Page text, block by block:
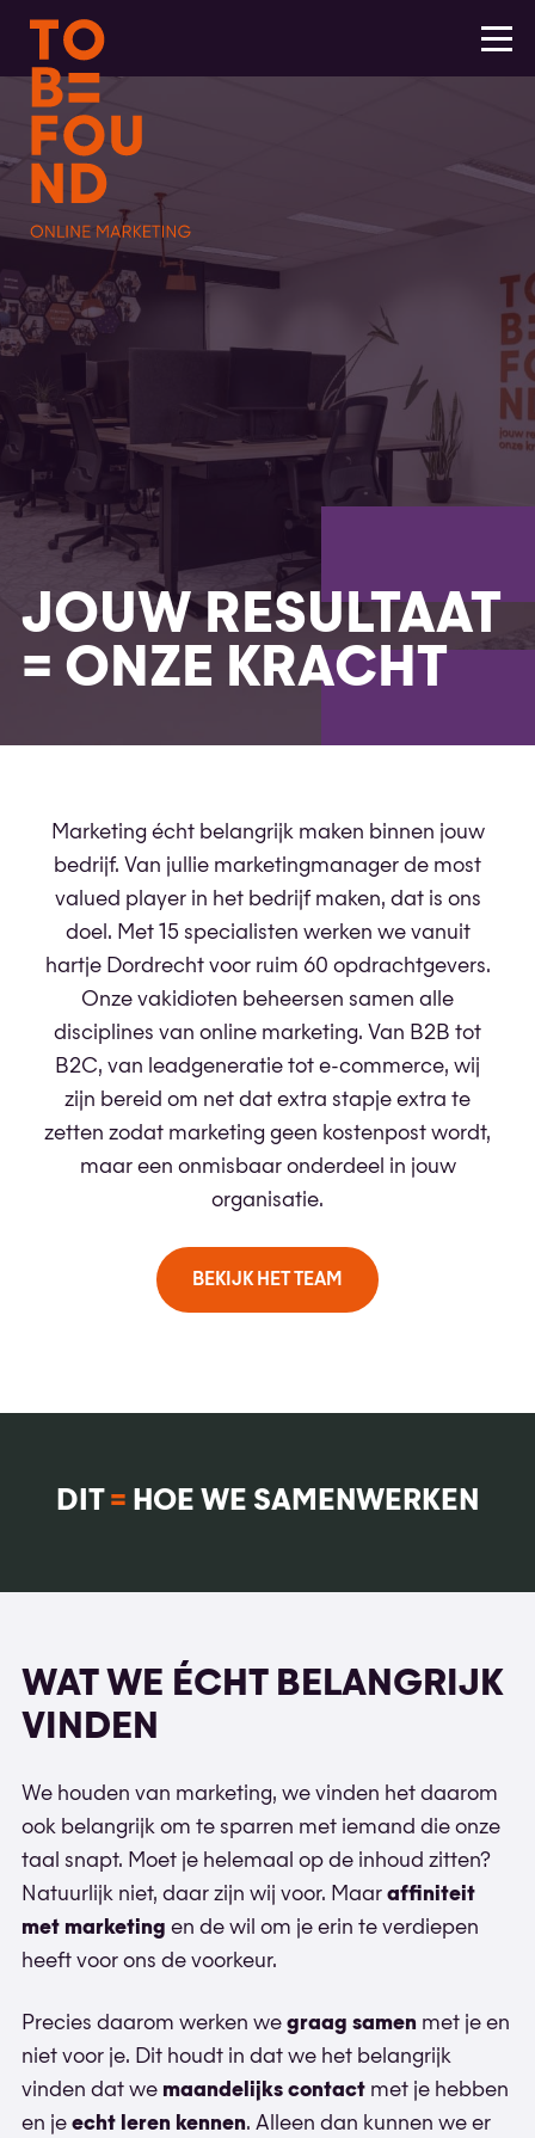
JOUW RESULTAAT
= ONZE KRACHT
Marketing écht belangrijk maken binnen jouw
bedrijf. Van jullie marketingmanager de most
valued player in het bedrijf maken, dat is ons
doel. Met 15 specialisten werken we vanuit
hartje Dordrecht voor ruim 60 opdrachtgevers.
Onze vakidioten beheersen samen alle
disciplines van online marketing. Van B2B tot
B2C, van leadgeneratie tot e-commerce, wij
zijn bereid om net dat extra stapje extra te
zetten zodat marketing geen kostenpost wordt,
maar een onmisbaar onderdeel in jouw
organisatie.
BEKIJK HET TEAM
DIT = HOE WE SAMENWERKEN
WAT WE ÉCHT BELANGRIJK
VINDEN
We houden van marketing, we vinden het daarom
ook belangrijk om te sparren met iemand die onze
taal snapt. Moet je helemaal op de inhoud zitten?
Natuurlijk niet, daar zijn wij voor. Maar affiniteit
met marketing en de wil om je erin te verdiepen
heeft voor ons de voorkeur.
Precies daarom werken we graag samen met je en
niet voor je. Dit houdt in dat we het belangrijk
vinden dat we maandelijks contact met je hebben
en je echt leren kennen. Alleen dan kunnen we er